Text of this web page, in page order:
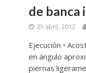
de banca
25 abril, 2012
Ejecución •
en ángulo
piernas